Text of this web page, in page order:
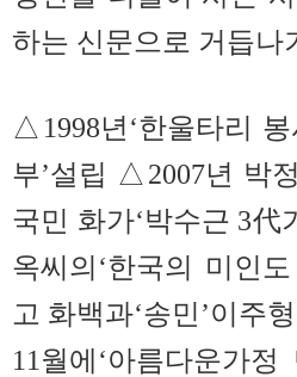
하는 신문으로 거듭나
△1998년‘한울타리
부’설립 △2007년 박
국민 화가‘박수근 3
옥씨의‘한국의 미인
고 화백과‘송민’이주
11월에‘아름다운가